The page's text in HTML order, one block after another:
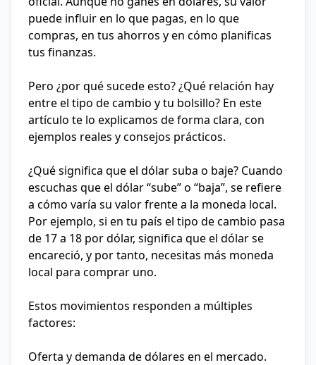
puede influir en lo que pagas, en lo que
compras, en tus ahorros y en cómo planificas
tus finanzas.
Pero ¿por qué sucede esto? ¿Qué relación hay
entre el tipo de cambio y tu bolsillo? En este
artículo te lo explicamos de forma clara, con
ejemplos reales y consejos prácticos.
¿Qué significa que el dólar suba o baje? Cuando
escuchas que el dólar “sube” o “baja”, se refiere
a cómo varía su valor frente a la moneda local.
Por ejemplo, si en tu país el tipo de cambio pasa
de 17 a 18 por dólar, significa que el dólar se
encareció, y por tanto, necesitas más moneda
local para comprar uno.
Estos movimientos responden a múltiples
factores:
Oferta y demanda de dólares en el mercado.